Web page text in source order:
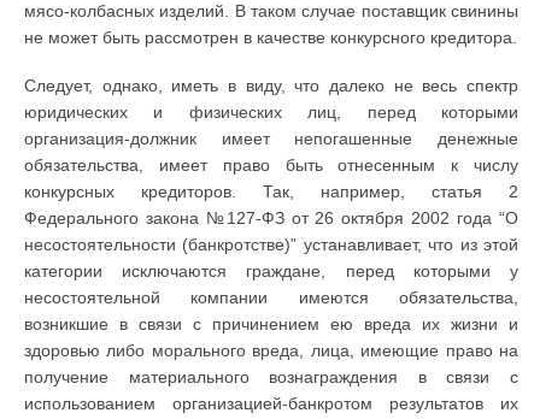
мясо-колбасных изделий. В таком случае поставщик свинины
не может быть рассмотрен в качестве конкурсного кредитора.
Следует, однако, иметь в виду, что далеко не весь спектр
юридических и физических лиц, перед которыми
организация-должник имеет непогашенные денежные
обязательства, имеет право быть отнесенным к числу
конкурсных кредиторов. Так, например, статья 2
Федерального закона №127-ФЗ от 26 октября 2002 года “О
несостоятельности (банкротстве)” устанавливает, что из этой
категории исключаются граждане, перед которыми у
несостоятельной компании имеются обязательства,
возникшие в связи с причинением ею вреда их жизни и
здоровью либо морального вреда, лица, имеющие право на
получение материального вознаграждения в связи с
использованием организацией-банкротом результатов их